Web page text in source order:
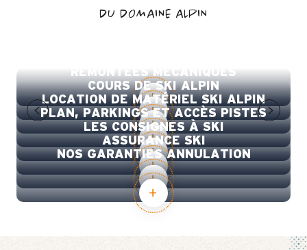
DU DOMAINE ALPIN
REMONTÉES MÉCANIQUES
COURS DE SKI ALPIN
LOCATION DE MATÉRIEL SKI ALPIN
PLAN, PARKINGS ET ACCÈS PISTES
LES CONSIGNES À SKI
ASSURANCE SKI
NOS GARANTIES ANNULATION